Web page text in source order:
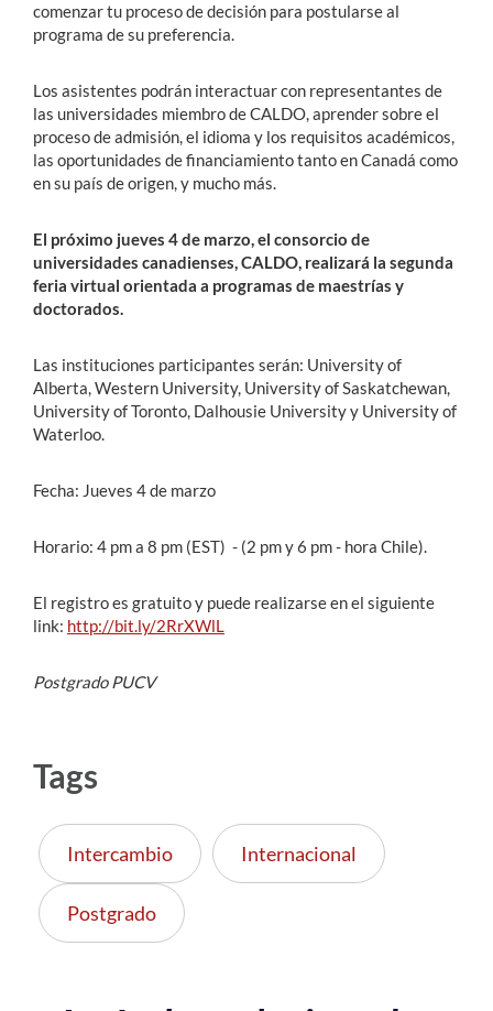
comenzar tu proceso de decisión para postularse al
programa de su preferencia.
Los asistentes podrán interactuar con representantes de
las universidades miembro de CALDO, aprender sobre el
proceso de admisión, el idioma y los requisitos académicos,
las oportunidades de financiamiento tanto en Canadá como
en su país de origen, y mucho más.
El próximo jueves 4 de marzo, el consorcio de
universidades canadienses, CALDO, realizará la segunda
feria virtual orientada a programas de maestrías y
doctorados.
Las instituciones participantes serán: University of
Alberta, Western University, University of Saskatchewan,
University of Toronto, Dalhousie University y University of
Waterloo.
Fecha: Jueves 4 de marzo
Horario: 4 pm a 8 pm (EST) - (2 pm y 6 pm - hora Chile).
El registro es gratuito y puede realizarse en el siguiente
link: http://bit.ly/2RrXWlL
Postgrado PUCV
Tags
Intercambio Internacional
Postgrado